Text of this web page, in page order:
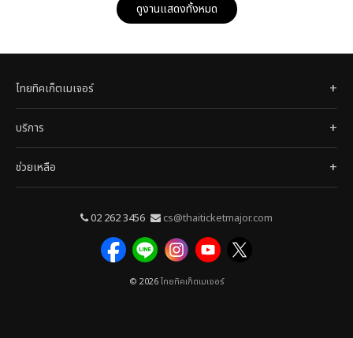
ดูงานแสดงทั้งหมด
ไทยทิคเก็ตเมเจอร์
บริการ
ช่วยเหลือ
02 262 3456 cs@thaiticketmajor.com
© 2026ไทยทิคเก็ตเมเจอร์